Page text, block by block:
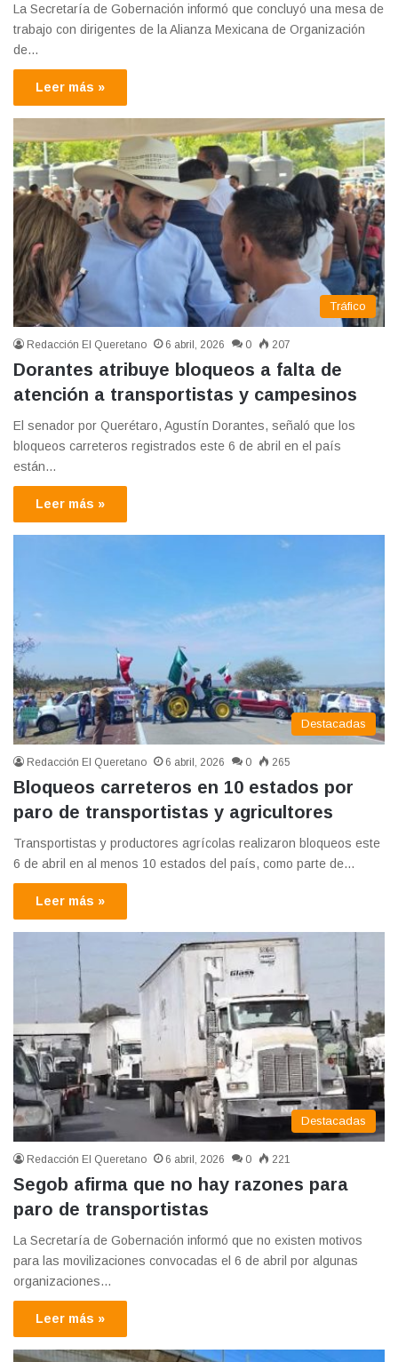
La Secretaría de Gobernación informó que concluyó una mesa de
trabajo con dirigentes de la Alianza Mexicana de Organización
de…
Leer más »
Tráfico
Redacción El Queretano 6 abril, 2026 0 207
Dorantes atribuye bloqueos a falta de
atención a transportistas y campesinos
El senador por Querétaro, Agustín Dorantes, señaló que los
bloqueos carreteros registrados este 6 de abril en el país
están…
Leer más »
Destacadas
Redacción El Queretano 6 abril, 2026 0 265
Bloqueos carreteros en 10 estados por
paro de transportistas y agricultores
Transportistas y productores agrícolas realizaron bloqueos este
6 de abril en al menos 10 estados del país, como parte de…
Leer más »
Destacadas
Redacción El Queretano 6 abril, 2026 0 221
Segob afirma que no hay razones para
paro de transportistas
La Secretaría de Gobernación informó que no existen motivos
para las movilizaciones convocadas el 6 de abril por algunas
organizaciones…
Leer más »